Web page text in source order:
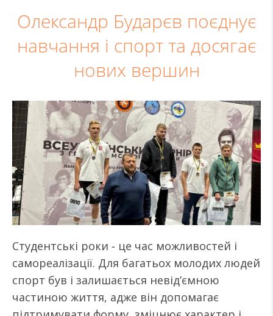
Олександр Бударєв поєднує
навчання і спорт та досягає
нових вершин
Студентські роки ‒ це час можливостей і
самореалізації. Для багатьох молодих людей
спорт був і залишається невід’ємною
частиною життя, адже він допомагає